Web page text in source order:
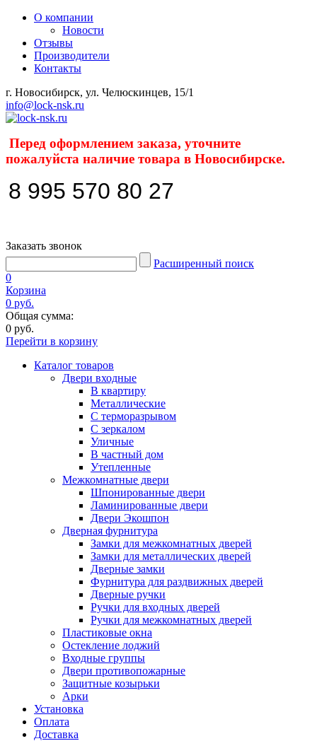
О компании
Новости
Отзывы
Производители
Контакты
г. Новосибирск, ул. Челюскинцев, 15/1
info@lock-nsk.ru
Перед оформлением заказа, уточните
пожалуйста наличие товара в Новосибирске.
8 995 570 80 27
Заказать звонок
Расширенный поиск
0
Корзина
0 руб.
Общая сумма:
0 руб.
Перейти в корзину
Каталог товаров
Двери входные
В квартиру
Металлические
С терморазрывом
С зеркалом
Уличные
В частный дом
Утепленные
Межкомнатные двери
Шпонированные двери
Ламинированные двери
Двери Экошпон
Дверная фурнитура
Замки для межкомнатных дверей
Замки для металлических дверей
Дверные замки
Фурнитура для раздвижных дверей
Дверные ручки
Ручки для входных дверей
Ручки для межкомнатных дверей
Пластиковые окна
Остекление лоджий
Входные группы
Двери противопожарные
Защитные козырьки
Арки
Установка
Оплата
Доставка